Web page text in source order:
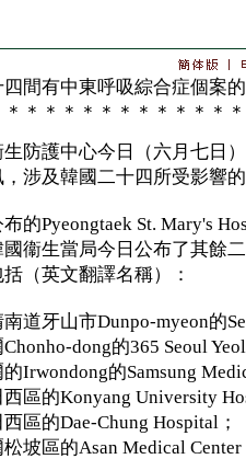
間有中東呼吸綜合症個案
＊＊＊＊＊＊＊＊＊＊＊＊
護中心今日（六月七日）
涉及韓國二十四所受影響
Pyeongtaek St. Mary's
衞生當局今日公布了其餘
（英文翻譯名稱）：
道牙山市Dunpo-myeon的
dong的365 Seoul
Irwondong的Samsung
區的Konyang University
區的Dae-Chung Hospital；
坡區的Asan Medical Center